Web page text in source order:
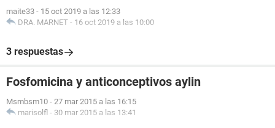
maite33 - 15 oct 2019 a las 12:33
DRA. MARNET - 16 oct 2019 a las 10:00
3 respuestas
Fosfomicina y anticonceptivos aylin
Msmbsm10 - 27 mar 2015 a las 16:15
marisolfl - 30 mar 2015 a las 13:41